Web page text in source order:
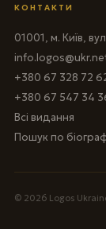
КОНТАКТИ
01001, м. Київ,
+380 67 328 72
+380 67 547 34
Всі видання
Пошук по
© 2026 Logos